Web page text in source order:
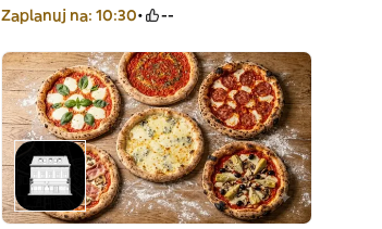
Zaplanuj na: 10:30 --